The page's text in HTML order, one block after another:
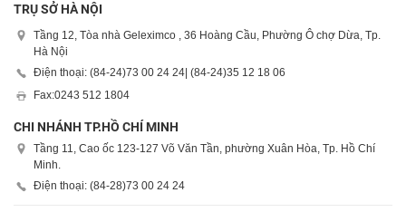
TRỤ SỞ HÀ NỘI
Tầng 12, Tòa nhà Geleximco , 36 Hoàng Cầu, Phường Ô chợ Dừa, Tp.
Hà Nội
Điện thoại: (84-24)73 00 24 24 | (84-24)35 12 18 06
Fax:0243 512 1804
CHI NHÁNH TP.HỒ CHÍ MINH
Tầng 11, Cao ốc 123-127 Võ Văn Tần, phường Xuân Hòa, Tp. Hồ Chí
Minh.
Điện thoại: (84-28)73 00 24 24